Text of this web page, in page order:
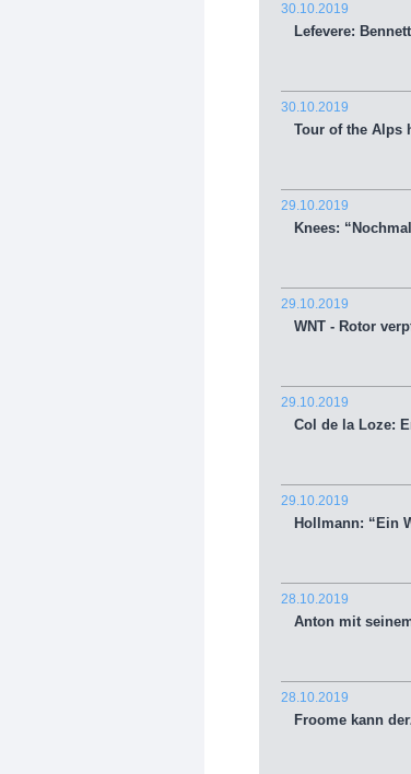
30.10.2019
Lefevere:
30.10.2019
Tour of the Alps
29.10.2019
Knees:
29.10.2019
WNT - Rotor
29.10.2019
Col de la Loze:
29.10.2019
Hollmann: “Ein
28.10.2019
Anton mit
28.10.2019
Froome kann